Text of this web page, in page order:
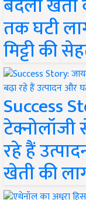
तक घटी
मिट्टी की
Success
रहे हैं
खेती की